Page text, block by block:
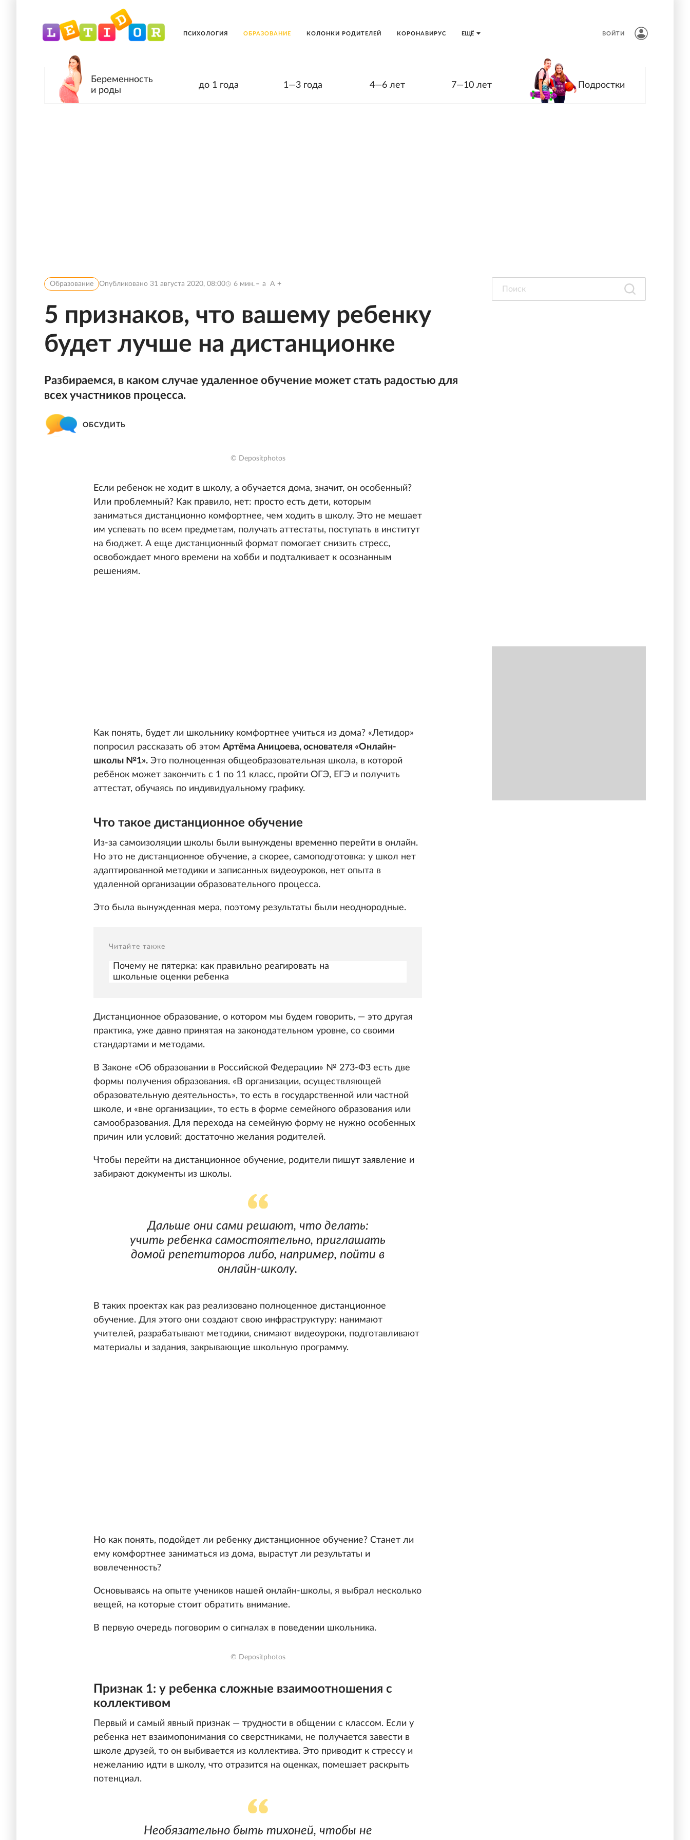
ЕЩЁ
ПСИХОЛОГИЯ ОБРАЗОВАНИЕ КОЛОНКИ РОДИТЕЛЕЙ КОРОНАВИРУС ВОЙТИ
Беременность
и роды
до 1 года 1—3 года 4—6 лет 7—10 лет Подростки
Образование Опубликовано 31 августа 2020, 08:00 6 мин. a A
5 признаков, что вашему ребенку
будет лучше на дистанционке
Разбираемся, в каком случае удаленное обучение может стать радостью для
всех участников процесса.
ОБСУДИТЬ
© Depositphotos
Если ребенок не ходит в школу, а обучается дома, значит, он особенный?
Или проблемный? Как правило, нет: просто есть дети, которым
заниматься дистанционно комфортнее, чем ходить в школу. Это не мешает
им успевать по всем предметам, получать аттестаты, поступать в институт
на бюджет. А еще дистанционный формат помогает снизить стресс,
освобождает много времени на хобби и подталкивает к осознанным
решениям.
Как понять, будет ли школьнику комфортнее учиться из дома? «Летидор»
попросил рассказать об этом Артёма Аницоева, основателя «Онлайн-
школы №1». Это полноценная общеобразовательная школа, в которой
ребёнок может закончить с 1 по 11 класс, пройти ОГЭ, ЕГЭ и получить
аттестат, обучаясь по индивидуальному графику.
Что такое дистанционное обучение
Из-за самоизоляции школы были вынуждены временно перейти в онлайн.
Но это не дистанционное обучение, а скорее, самоподготовка: у школ нет
адаптированной методики и записанных видеоуроков, нет опыта в
удаленной организации образовательного процесса.
Это была вынужденная мера, поэтому результаты были неоднородные.
Читайте также
Почему не пятерка: как правильно реагировать на
школьные оценки ребенка
Дистанционное образование, о котором мы будем говорить, — это другая
практика, уже давно принятая на законодательном уровне, со своими
стандартами и методами.
В Законе «Об образовании в Российской Федерации» № 273-ФЗ есть две
формы получения образования. «В организации, осуществляющей
образовательную деятельность», то есть в государственной или частной
школе, и «вне организации», то есть в форме семейного образования или
самообразования. Для перехода на семейную форму не нужно особенных
причин или условий: достаточно желания родителей.
Чтобы перейти на дистанционное обучение, родители пишут заявление и
забирают документы из школы.
Дальше они сами решают, что делать:
учить ребенка самостоятельно, приглашать
домой репетиторов либо, например, пойти в
онлайн-школу.
В таких проектах как раз реализовано полноценное дистанционное
обучение. Для этого они создают свою инфраструктуру: нанимают
учителей, разрабатывают методики, снимают видеоуроки, подготавливают
материалы и задания, закрывающие школьную программу.
Но как понять, подойдет ли ребенку дистанционное обучение? Станет ли
ему комфортнее заниматься из дома, вырастут ли результаты и
вовлеченность?
Основываясь на опыте учеников нашей онлайн-школы, я выбрал несколько
вещей, на которые стоит обратить внимание.
В первую очередь поговорим о сигналах в поведении школьника.
© Depositphotos
Признак 1: у ребенка сложные взаимоотношения с
коллективом
Первый и самый явный признак — трудности в общении с классом. Если у
ребенка нет взаимопонимания со сверстниками, не получается завести в
школе друзей, то он выбивается из коллектива. Это приводит к стрессу и
нежеланию идти в школу, что отразится на оценках, помешает раскрыть
потенциал.
Необязательно быть тихоней, чтобы не